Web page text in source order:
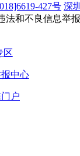
427号 深
法和不良信息举
区
中心
户